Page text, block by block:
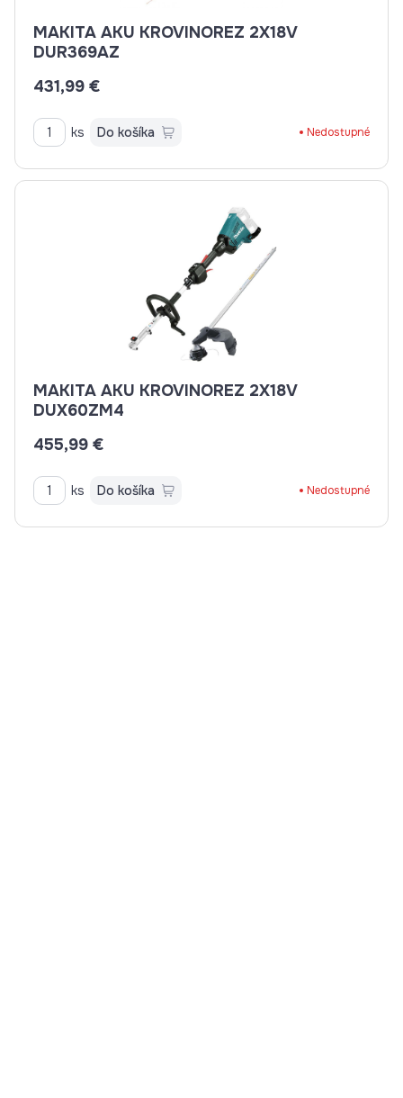
MAKITA AKU KROVINOREZ 2X18V
DUR369AZ
431,99 €
ks Do košíka Nedostupné
MAKITA AKU KROVINOREZ 2X18V
DUX60ZM4
455,99 €
ks Do košíka Nedostupné